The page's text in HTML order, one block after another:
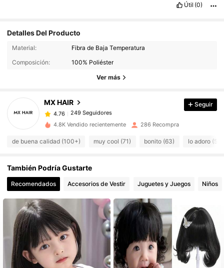
Útil (0)
Detalles Del Producto
Material:
Fibra de Baja Temperatura
Composición:
100% Poliéster
Ver más
MX HAIR
249 Seguidores
249 Seguidores
249 Seguidores
4.76
4.76 249 Seguidores
249 Seguidores
4.76 249 Seguidores
4.76
4.76
4.76 249 Seguidores
Seguir
4.8K Vendido recientemente 286 Recompra
de buena calidad (100+) muy cool (71) bonito (63) lo adoro (56)
También Podría Gustarte
Recomendados Accesorios de Vestir Juguetes y Juegos Niños